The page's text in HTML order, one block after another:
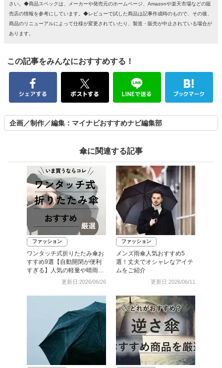
さい。◆商品スペックは、メーカーや発売元のホームページ、Amazonや楽天市場などの販
売店の情報を参考にしています。◆レビューで試した商品は記事作成時のもので、その後、
商品のリニューアルによって仕様が変更されていたり、製造・販売が中止されている場合が
あります。
この記事をみんなにおすすめする！
企画／制作／編集：マイナビおすすめナビ編集部
傘に関連する記事
ファッション
ワンタッチ式折りたたみ傘お
すすめ9選【自動開閉が便利
すぎる】人気の軽量や晴雨兼
更新日:2026/06/26
ファッション
メンズ雨傘人気おすすめ5
選！丈夫でオシャレなアイテ
ムをご紹介
更新日:2026/06/11